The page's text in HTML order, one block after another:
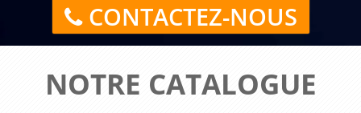
CONTACTEZ-NOUS
NOTRE CATALOGUE